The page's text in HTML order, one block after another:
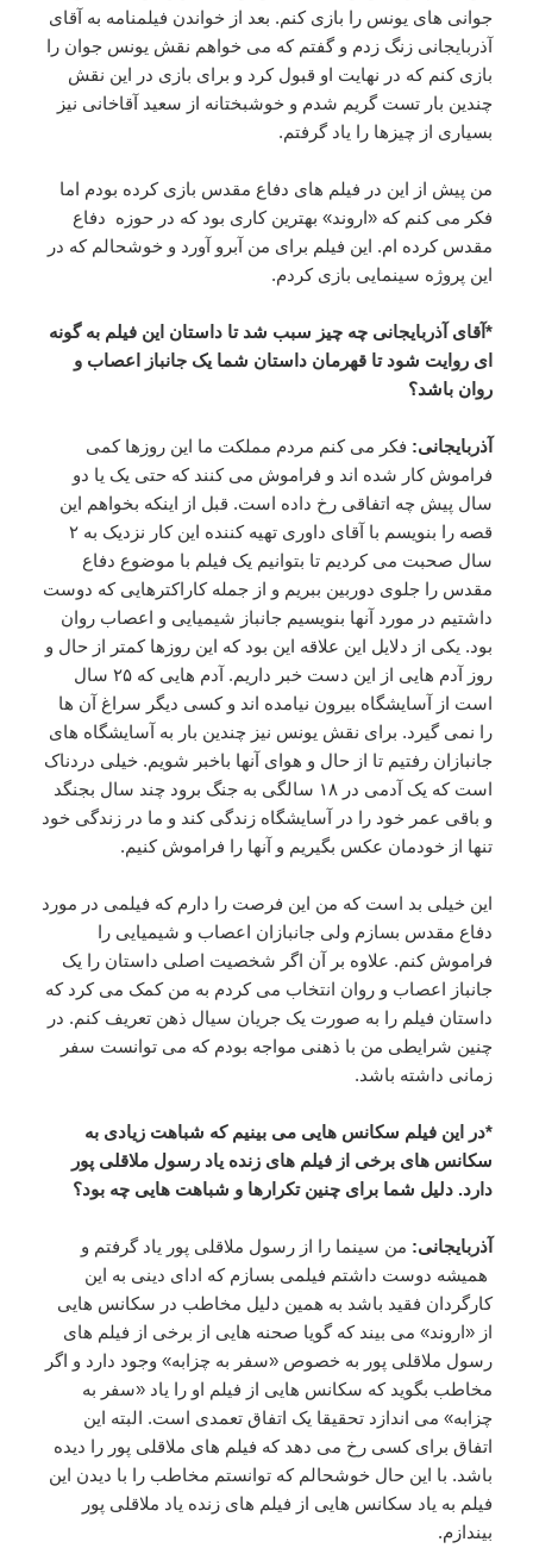
جوانی های یونس را بازی کنم. بعد از خواندن فیلمنامه به آقای
آذربایجانی زنگ زدم و گفتم که می خواهم نقش یونس جوان را
بازی کنم که در نهایت او قبول کرد و برای بازی در این نقش
چندین بار تست گریم شدم و خوشبختانه از سعید آقاخانی نیز
بسیاری از چیزها را یاد گرفتم.
من پیش از این در فیلم های دفاع مقدس بازی کرده بودم اما
فکر می کنم که «اروند» بهترین کاری بود که در حوزه دفاع
مقدس کرده ام. این فیلم برای من آبرو آورد و خوشحالم که در
این پروژه سینمایی بازی کردم.
*آقای آذربایجانی چه چیز سبب شد تا داستان این فیلم به گونه
ای روایت شود تا قهرمان داستان شما یک جانباز اعصاب و
روان باشد؟
آذربایجانی: فکر می کنم مردم مملکت ما این روزها کمی
فراموش کار شده اند و فراموش می کنند که حتی یک یا دو
سال پیش چه اتفاقی رخ داده است. قبل از اینکه بخواهم این
قصه را بنویسم با آقای داوری تهیه کننده این کار نزدیک به ۲
سال صحبت می کردیم تا بتوانیم یک فیلم با موضوع دفاع
مقدس را جلوی دوربین ببریم و از جمله کاراکترهایی که دوست
داشتیم در مورد آنها بنویسیم جانباز شیمیایی و اعصاب روان
بود. یکی از دلایل این علاقه این بود که این روزها کمتر از حال و
روز آدم هایی از این دست خبر داریم. آدم هایی که ۲۵ سال
است از آسایشگاه بیرون نیامده اند و کسی دیگر سراغ آن ها
را نمی گیرد. برای نقش یونس نیز چندین بار به آسایشگاه های
جانبازان رفتیم تا از حال و هوای آنها باخبر شویم. خیلی دردناک
است که یک آدمی در ۱۸ سالگی به جنگ برود چند سال بجنگد
و باقی عمر خود را در آسایشگاه زندگی کند و ما در زندگی خود
تنها از خودمان عکس بگیریم و آنها را فراموش کنیم.
این خیلی بد است که من این فرصت را دارم که فیلمی در مورد
دفاع مقدس بسازم ولی جانبازان اعصاب و شیمیایی را
فراموش کنم. علاوه بر آن اگر شخصیت اصلی داستان را یک
جانباز اعصاب و روان انتخاب می کردم به من کمک می کرد که
داستان فیلم را به صورت یک جریان سیال ذهن تعریف کنم. در
چنین شرایطی من با ذهنی مواجه بودم که می توانست سفر
زمانی داشته باشد.
*در این فیلم سکانس هایی می بینیم که شباهت زیادی به
سکانس های برخی از فیلم های زنده یاد رسول ملاقلی پور
دارد. دلیل شما برای چنین تکرارها و شباهت هایی چه بود؟
آذربایجانی: من سینما را از رسول ملاقلی پور یاد گرفتم و
همیشه دوست داشتم فیلمی بسازم که ادای دینی به این
کارگردان فقید باشد به همین دلیل مخاطب در سکانس هایی
از «اروند» می بیند که گویا صحنه هایی از برخی از فیلم های
رسول ملاقلی پور به خصوص «سفر به چزابه» وجود دارد و اگر
مخاطب بگوید که سکانس هایی از فیلم او را یاد «سفر به
چزابه» می اندازد تحقیقا یک اتفاق تعمدی است. البته این
اتفاق برای کسی رخ می دهد که فیلم های ملاقلی پور را دیده
باشد. با این حال خوشحالم که توانستم مخاطب را با دیدن این
فیلم به یاد سکانس هایی از فیلم های زنده یاد ملاقلی پور
بیندازم.